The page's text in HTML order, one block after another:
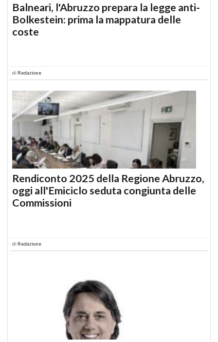
Balneari, l'Abruzzo prepara la legge anti-
Bolkestein: prima la mappatura delle
coste
di Redazione
Rendiconto 2025 della Regione Abruzzo,
oggi all'Emiciclo seduta congiunta delle
Commissioni
di Redazione